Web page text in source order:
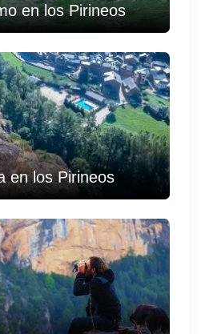
en los Pirineos
en los Pirineos